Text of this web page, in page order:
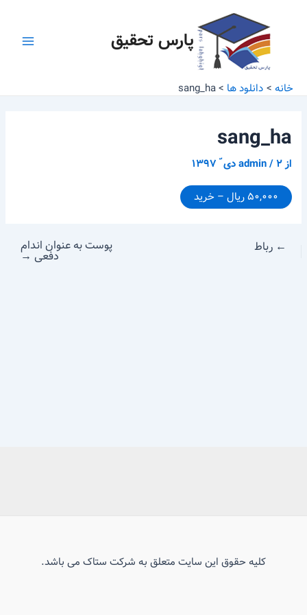
پارس تحقیق
خانه دانلود ها sang_ha
sang_ha
از admin/۲ دی ّ ۱۳۹۷
۵۰,۰۰۰ ریال – خرید
← رباط پوست به عنوان اندام
دفعی →
کلیه حقوق این سایت متعلق به شرکت ستاک می باشد.